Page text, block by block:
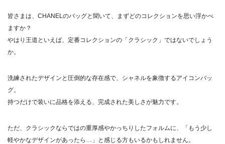
皆さまは、CHANELのバッグと聞いて、まずどのコレクションを思い浮かべ
ますか？
やはり王道といえば、定番コレクションの「クラシック」ではないでしょう
か。
洗練されたデザインと圧倒的な存在感で、シャネルを象徴するアイコンバッ
グ。
持つだけで装いに品格を添える、完成された美しさが魅力です。
ただ、クラシックならではの重厚感やかっちりしたフォルムに、「もう少し
軽やかなデザインがあったら…」と感じる方もいるかもしれません。